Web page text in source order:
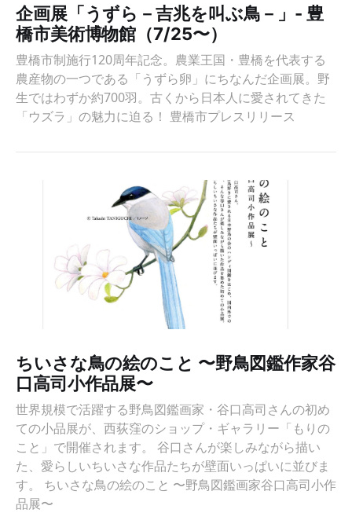
企画展「うずら－吉兆を叫ぶ鳥－」- 豊
橋市美術博物館（7/25〜）
豊橋市制施行120周年記念。農業王国・豊橋を代表する
農産物の一つである「うずら卵」にちなんだ企画展。野
生ではわずか約700羽。古くから日本人に愛されてきた
「ウズラ」の魅力に迫る！ 豊橋市プレスリリース
ちいさな鳥の絵のこと 〜野鳥図鑑作家谷
口高司小作品展〜
世界規模で活躍する野鳥図鑑画家・谷口高司さんの初め
ての小品展が、西荻窪のショップ・ギャラリー「もりの
こと」で開催されます。 谷口さんが楽しみながら描い
た、愛らしいちいさな作品たちが壁面いっぱいに並びま
す。 ちいさな鳥の絵のこと 〜野鳥図鑑画家谷口高司小作
品展〜